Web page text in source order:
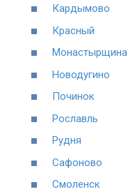
Кардымово
Красный
Монастырщина
Новодугино
Починок
Рославль
Рудня
Сафоново
Смоленск